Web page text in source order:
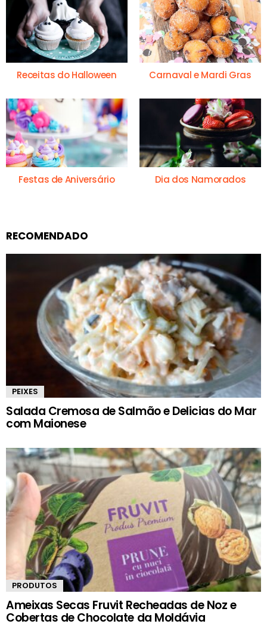
Receitas do Halloween Carnaval e Mardi Gras
Festas de Aniversário Dia dos Namorados
RECOMENDADO
PEIXES
Salada Cremosa de Salmão e Delicias do Mar
com Maionese
PRODUTOS
Ameixas Secas Fruvit Recheadas de Noz e
Cobertas de Chocolate da Moldávia